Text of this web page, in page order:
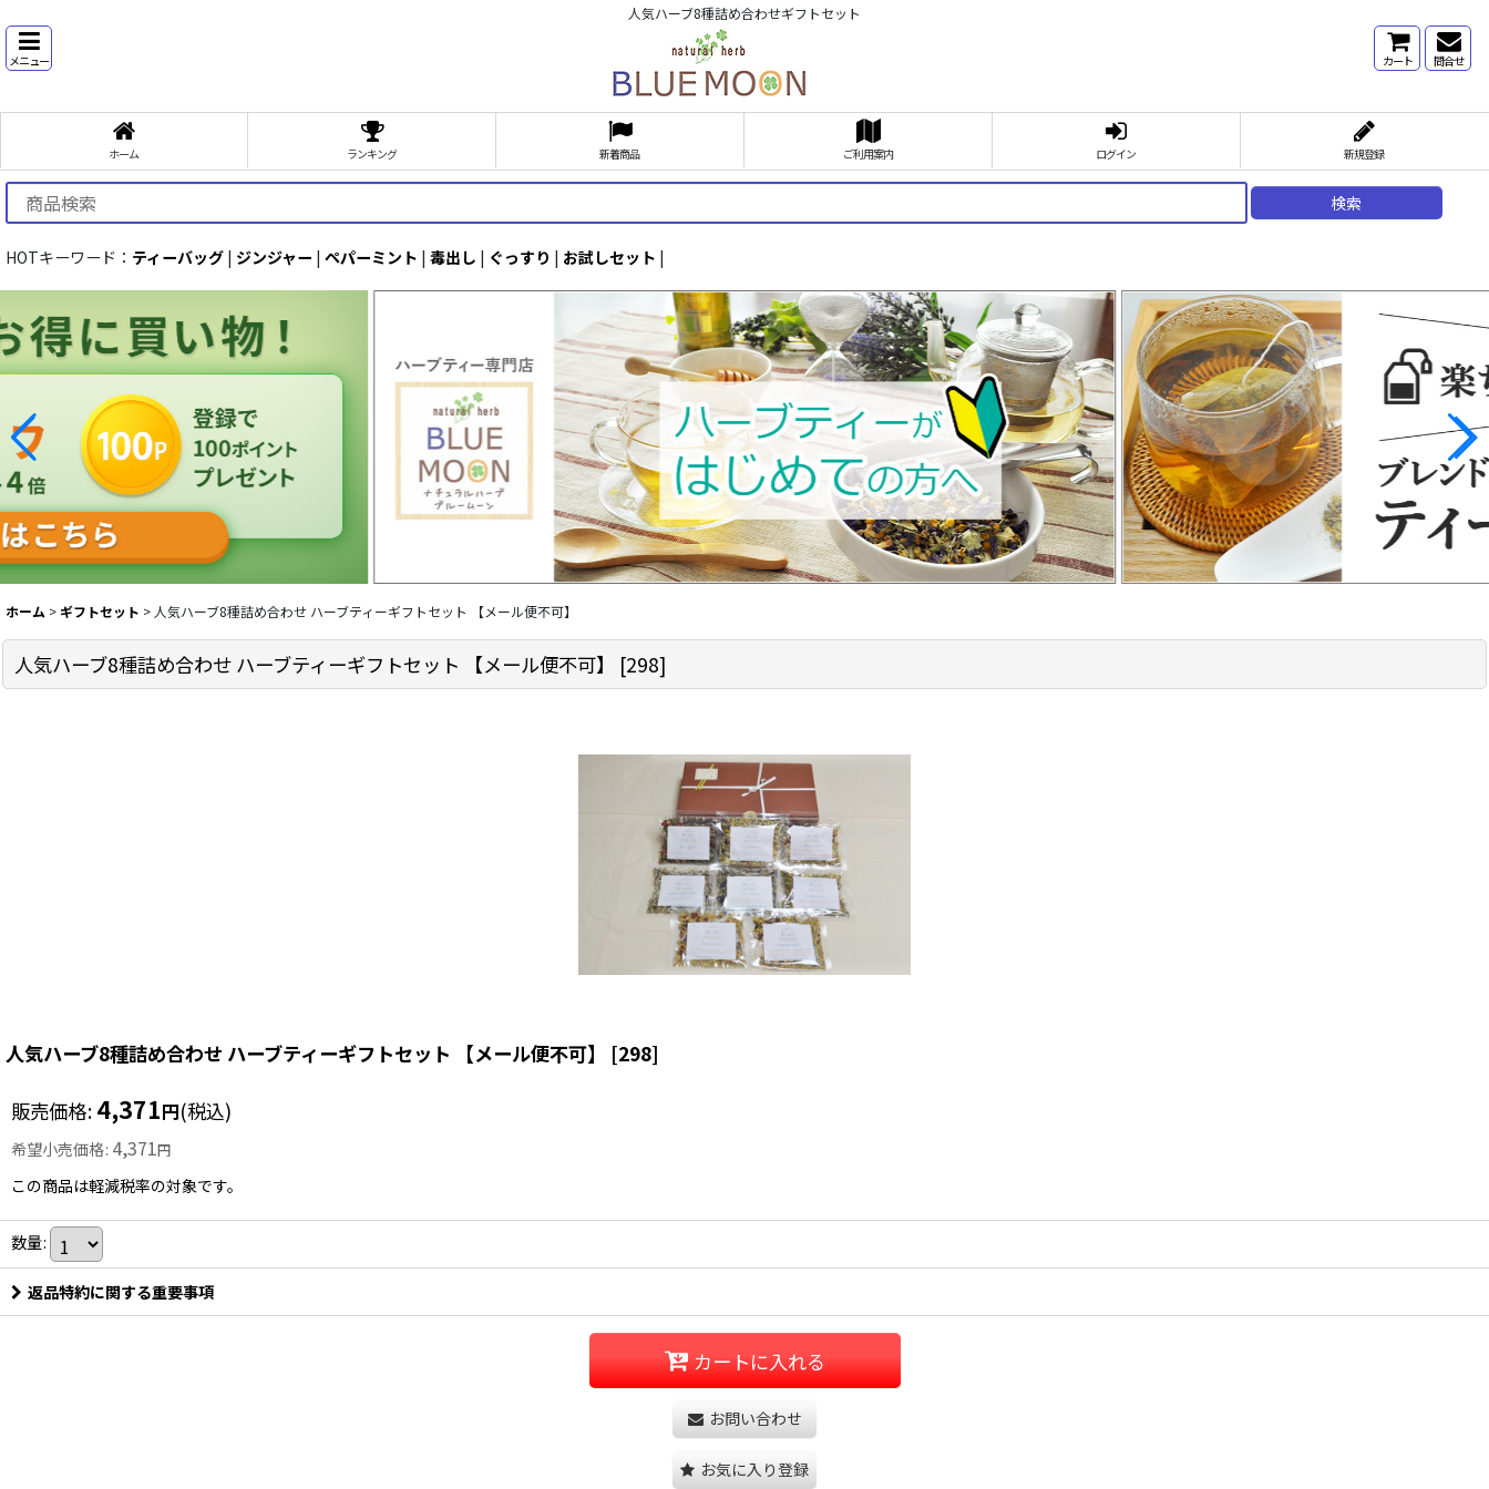
人気ハーブ8種詰め合わせギフトセット
メニュー カート 問合せ
ホーム ランキング 新着商品 ご利用案内 ログイン 新規登録
検索
HOTキーワード： ティーバッグ | ジンジャー | ペパーミント | 毒出し | ぐっすり | お試しセット |
ホーム > ギフトセット > 人気ハーブ8種詰め合わせ ハーブティーギフトセット 【メール便不可】
人気ハーブ8種詰め合わせ ハーブティーギフトセット 【メール便不可】 [298]
人気ハーブ8種詰め合わせ ハーブティーギフトセット 【メール便不可】 [298]
販売価格: 4,371円(税込)
希望小売価格: 4,371円
この商品は軽減税率の対象です。
数量:
返品特約に関する重要事項
カートに入れる
お問い合わせ
お気に入り登録